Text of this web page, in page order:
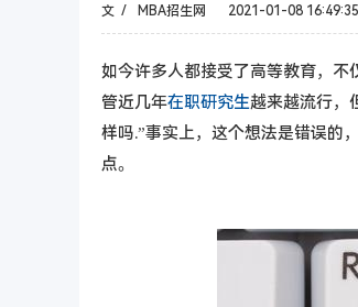
文 / MBA招生网 2021-01-08 16:49:35
如今许多人都接受了高等教育，
管近几年在职研究生越来越流行，
样吗.”事实上，这个想法是错误的
点。